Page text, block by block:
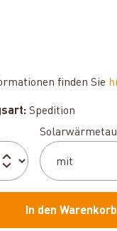
finden Sie
Spedition
In den Warenkorb